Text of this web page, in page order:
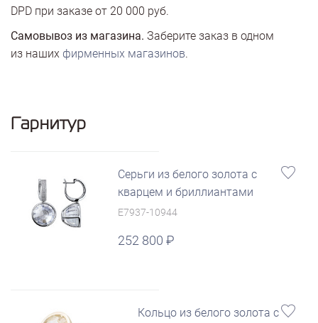
DPD при заказе от 20 000 руб.
Самовывоз из магазина. Заберите заказ в одном
из наших фирменных магазинов.
Гарнитур
Серьги из белого золота с
кварцем и бриллиантами
E7937-10944
252 800
Кольцо из белого золота с